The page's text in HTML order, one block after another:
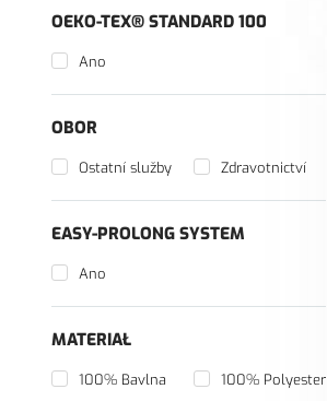
OEKO-TEX® STANDARD 100
Ano
OBOR
Ostatní služby Zdravotnictví
EASY-PROLONG SYSTEM
Ano
MATERIAŁ
100% Bavlna
100% Polyester